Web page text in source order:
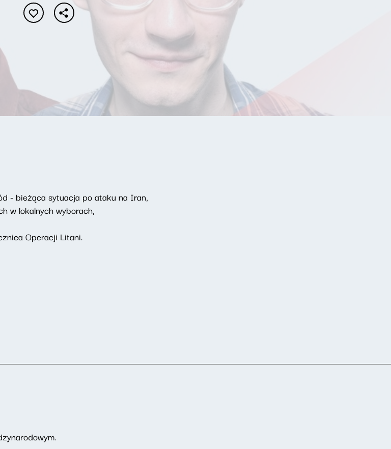
- bieżąca sytuacja po ataku na Iran,
w lokalnych wyborach,
Operacji Litani.